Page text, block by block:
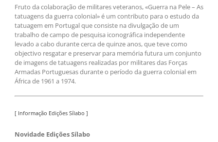
Fruto da colaboração de militares veteranos, «Guerra na Pele – As
tatuagens da guerra colonial» é um contributo para o estudo da
tatuagem em Portugal que consiste na divulgação de um
trabalho de campo de pesquisa iconográfica independente
levado a cabo durante cerca de quinze anos, que teve como
objectivo resgatar e preservar para memória futura um conjunto
de imagens de tatuagens realizadas por militares das Forças
Armadas Portuguesas durante o período da guerra colonial em
África de 1961 a 1974.
[ Informação Edições Sílabo ]
Novidade Edições Sílabo